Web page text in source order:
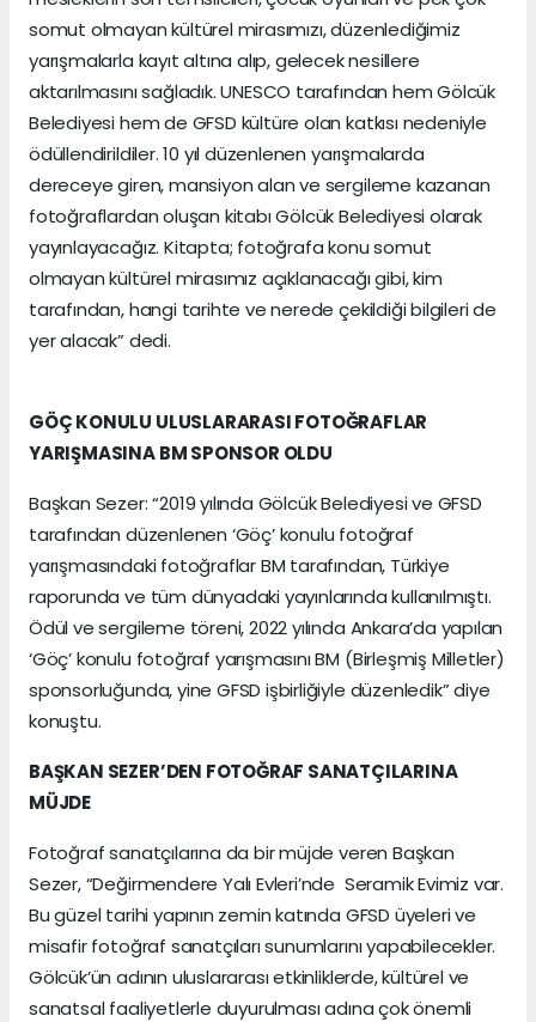
somut olmayan kültürel mirasımızı, düzenlediğimiz
yarışmalarla kayıt altına alıp, gelecek nesillere
aktarılmasını sağladık. UNESCO tarafından hem Gölcük
Belediyesi hem de GFSD kültüre olan katkısı nedeniyle
ödüllendirildiler. 10 yıl düzenlenen yarışmalarda
dereceye giren, mansiyon alan ve sergileme kazanan
fotoğraflardan oluşan kitabı Gölcük Belediyesi olarak
yayınlayacağız. Kitapta; fotoğrafa konu somut
olmayan kültürel mirasımız açıklanacağı gibi, kim
tarafından, hangi tarihte ve nerede çekildiği bilgileri de
yer alacak” dedi.
GÖÇ KONULU ULUSLARARASI FOTOĞRAFLAR
YARIŞMASINA BM SPONSOR OLDU
Başkan Sezer: “2019 yılında Gölcük Belediyesi ve GFSD
tarafından düzenlenen ‘Göç’ konulu fotoğraf
yarışmasındaki fotoğraflar BM tarafından, Türkiye
raporunda ve tüm dünyadaki yayınlarında kullanılmıştı.
Ödül ve sergileme töreni, 2022 yılında Ankara’da yapılan
‘Göç’ konulu fotoğraf yarışmasını BM (Birleşmiş Milletler)
sponsorluğunda, yine GFSD işbirliğiyle düzenledik” diye
konuştu.
BAŞKAN SEZER’DEN FOTOĞRAF SANATÇILARINA
MÜJDE
Fotoğraf sanatçılarına da bir müjde veren Başkan
Sezer, “Değirmendere Yalı Evleri’nde Seramik Evimiz var.
Bu güzel tarihi yapının zemin katında GFSD üyeleri ve
misafir fotoğraf sanatçıları sunumlarını yapabilecekler.
Gölcük’ün adının uluslararası etkinliklerde, kültürel ve
sanatsal faaliyetlerle duyurulması adına çok önemli